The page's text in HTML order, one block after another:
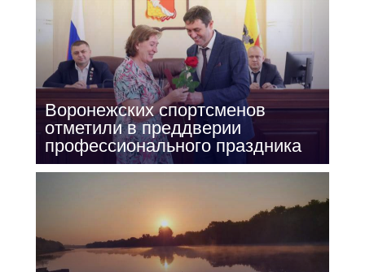
Воронежских спортсменов
отметили в преддверии
профессионального праздника